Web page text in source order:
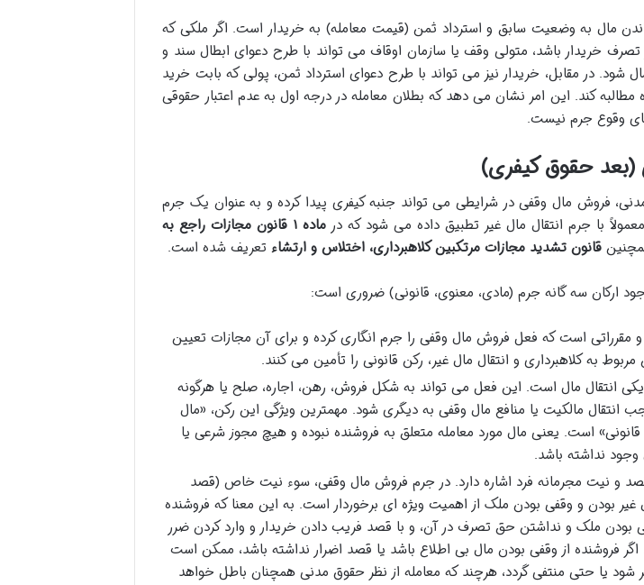
مال به وضعیت سابق و استرداد ثمن (قیمت معامله) به خریدار است. اگر ملکی که
خریدار باشد، متولی وقف یا سازمان اوقاف می تواند با طرح دعوای ابطال سند و
شود. در مقابل، خریدار نیز می تواند با طرح دعوای استرداد ثمن، پولی که بابت خرید
مطالبه کند. این امر نشان می دهد که بطلان معامله در درجه اول به عدم اعتبار حقوقی
وقوع جرم نیست.
حقوق کیفری)
فروش مال وقفی در شرایطی می تواند جنبه کیفری پیدا کرده و به عنوان یک جرم
با جرم انتقال مال غیر تطبیق داده می شود که در
ماده ۱ قانون مجازات راجع به
قانون تشدید مجازات مرتکبین کلاهبرداری، اختلاس و ارتشاء تعریف شده است.
ارکان سه گانه جرم (مادی، معنوی، قانونی) ضروری است:
مقرراتی است که فعل فروش مال وقفی را جرم انگاری کرده و برای آن مجازات تعیین
مربوط به کلاهبرداری و انتقال مال غیر، رکن قانونی را تأمین می کنند.
انتقال مال است. این فعل می تواند به شکل فروش، رهن، اجاره، صلح یا هرگونه
انتقال مالکیت یا منافع مال وقفی به دیگری شود. مهمترین ویژگی این رکن، «مال
است. یعنی مال مورد معامله متعلق به فروشنده نبوده و هیچ مجوز شرعی یا
وجود نداشته باشد.
و نیت مجرمانه فرد اشاره دارد. در جرم فروش مال وقفی، سوء نیت خاص (قصد
غیر بودن و وقفی بودن ملک از اهمیت ویژه ای برخوردار است. به این معنا که فروشنده
بودن ملک و نداشتن حق تصرف در آن، و با قصد فریب دادن خریدار و وارد کردن ضرر
اگر فروشنده از وقفی بودن مال بی اطلاع باشد یا قصد اضرار نداشته باشد، ممکن است
یا حتی منتفی گردد، هرچند که معامله از نظر حقوق مدنی همچنان باطل خواهد